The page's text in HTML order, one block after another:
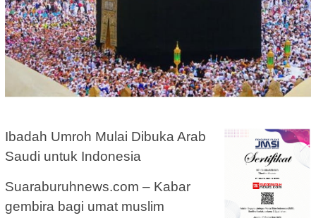
Ibadah Umroh Mulai Dibuka Arab
Saudi untuk Indonesia
Suaraburuhnews.com – Kabar
gembira bagi umat muslim